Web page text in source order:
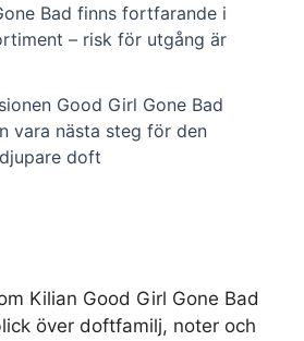
Bad finns fortfarande i
– risk för utgång är
Good Girl Gone Bad
vara nästa steg för den
doft
Kilian Good Girl Gone Bad
över doftfamilj, noter och